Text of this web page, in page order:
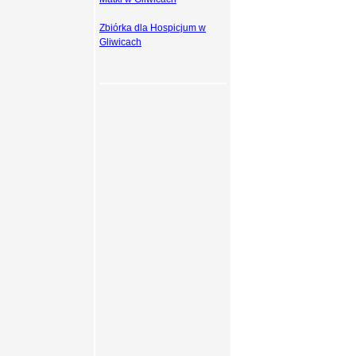
Zbiórka dla Hospicjum w
Gliwicach